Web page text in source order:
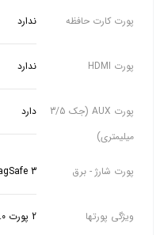
پورت کارت حافظه ندارد
پورت HDMI ندارد
پورت AUX (جک 3/5
میلیمتری)
دارد
پورت شارژ - برق 3
ویژگی پورتها